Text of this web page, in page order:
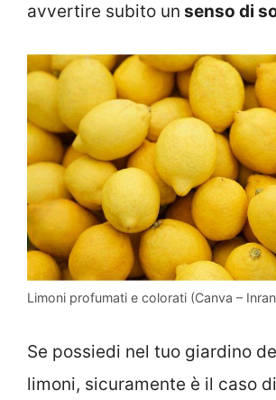
avvertire subito un senso di
Limoni profumati e colorati (Canva –
Se possiedi nel tuo giardino
limoni, sicuramente è il caso